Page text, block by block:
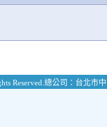
Reserved. 總公司：台北市